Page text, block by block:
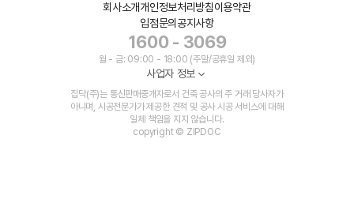
회사소개개인정보처리방침이용약관
입점문의 공지사항
1600 - 3069
월 - 금: 09:00 - 18:00 (주말/공휴일 제외)
사업자 정보
집닥(주)는 통신판매중개자로서 건축 공사의 주 거래 당사자가
아니며, 시공전문가가 제공한 견적 및 공사 시공 서비스에 대해
일체 책임을 지지 않습니다.
copyright © ZIPDOC